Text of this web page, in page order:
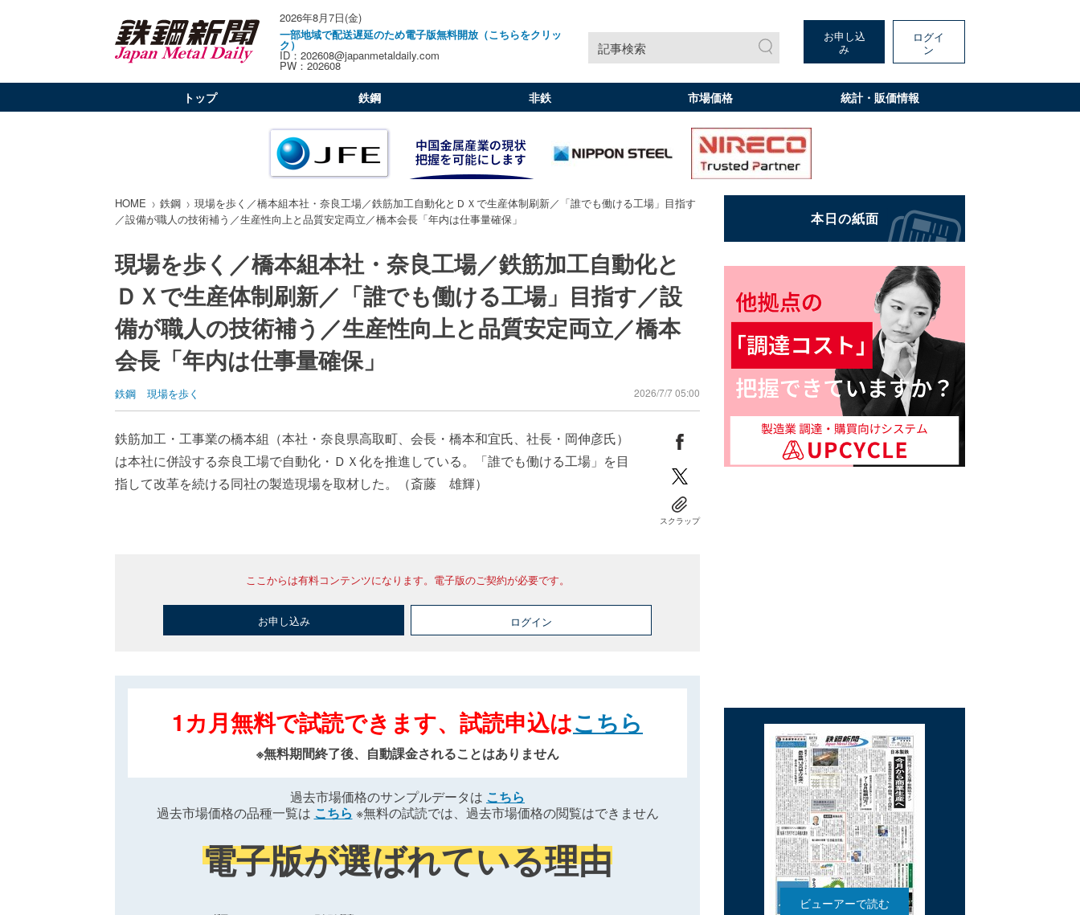
2026年8月7日(金)
一部地域で配送遅延のため電子版無料開放（こちらをクリッ
ク）
ID：202608@japanmetaldaily.com
PW：202608
記事検索
お申し込
み
ログイ
ン
トップ 鉄鋼 非鉄 市場価格 統計・販価情報
HOME 鉄鋼
現場を歩く／橋本組本社・奈良工場／鉄筋加工自動化とＤＸで生産体制刷新／「誰でも働ける工場」目指す
／設備が職人の技術補う／生産性向上と品質安定両立／橋本会長「年内は仕事量確保」
現場を歩く／橋本組本社・奈良工場／鉄筋加工自動化と
ＤＸで生産体制刷新／「誰でも働ける工場」目指す／設
備が職人の技術補う／生産性向上と品質安定両立／橋本
会長「年内は仕事量確保」
鉄鋼 現場を歩く 2026/7/7 05:00
鉄筋加工・工事業の橋本組（本社・奈良県高取町、会長・橋本和宜氏、社長・岡伸彦氏）
は本社に併設する奈良工場で自動化・ＤＸ化を推進している。「誰でも働ける工場」を目
指して改革を続ける同社の製造現場を取材した。（斎藤 雄輝）
スクラップ
ここからは有料コンテンツになります。電子版のご契約が必要です。
お申し込み ログイン
1カ月無料で試読できます、試読申込はこちら
※無料期間終了後、自動課金されることはありません
過去市場価格のサンプルデータは こちら
過去市場価格の品種一覧は こちら ※無料の試読では、過去市場価格の閲覧はできません
電子版が選ばれている理由